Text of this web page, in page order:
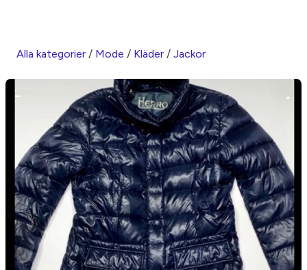
Alla kategorier / Mode / Kläder / Jackor